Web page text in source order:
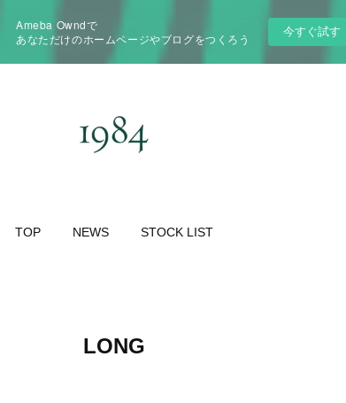
Ameba Owndで
あなただけのホームページやブログをつくろう
今すぐ試す
TOP NEWS STOCK LIST
LONG